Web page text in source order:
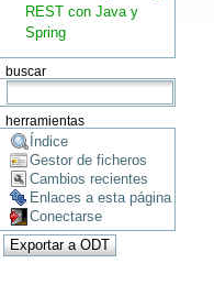
REST con Java y
Spring
buscar
herramientas
Índice
Gestor de ficheros
Cambios recientes
Enlaces a esta página
Conectarse